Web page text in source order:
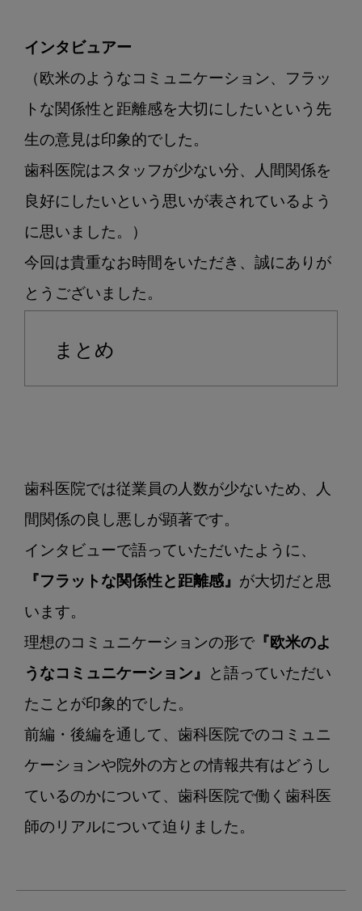
インタビュアー
（欧米のようなコミュニケーション、フラッ
トな関係性と距離感を大切にしたいという先
生の意見は印象的でした。
歯科医院はスタッフが少ない分、人間関係を
良好にしたいという思いが表されているよう
に思いました。）
今回は貴重なお時間をいただき、誠にありが
まとめ
歯科医院では従業員の人数が少ないため、人
間関係の良し悪しが顕著です。
インタビューで語っていただいたように、
『フラットな関係性と距離感』 が大切だと思
います。
理想のコミュニケーションの形で 『欧米のよ
うなコミュニケーション』
と語っていただい
たことが印象的でした。
前編・後編を通して、歯科医院でのコミュニ
ケーションや院外の方との情報共有はどうし
ているのかについて、歯科医院で働く歯科医